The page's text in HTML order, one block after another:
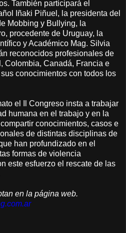
También participará el
Iñaki Piñuel, la presidenta del
Mobbing y Bullying, la
procedente de Uruguay, la
y Académico Mag. Silvia
reconocidos profesionales de
Colombia, Canadá, Francia e
conocimientos con todos los
el Il Congreso insta a trabajar
humana en el trabajo y en la
conocimientos, casos e
de distintas disciplinas de
han profundizado en el
formas de violencia
este esfuerzo el rescate de las
en la página web.